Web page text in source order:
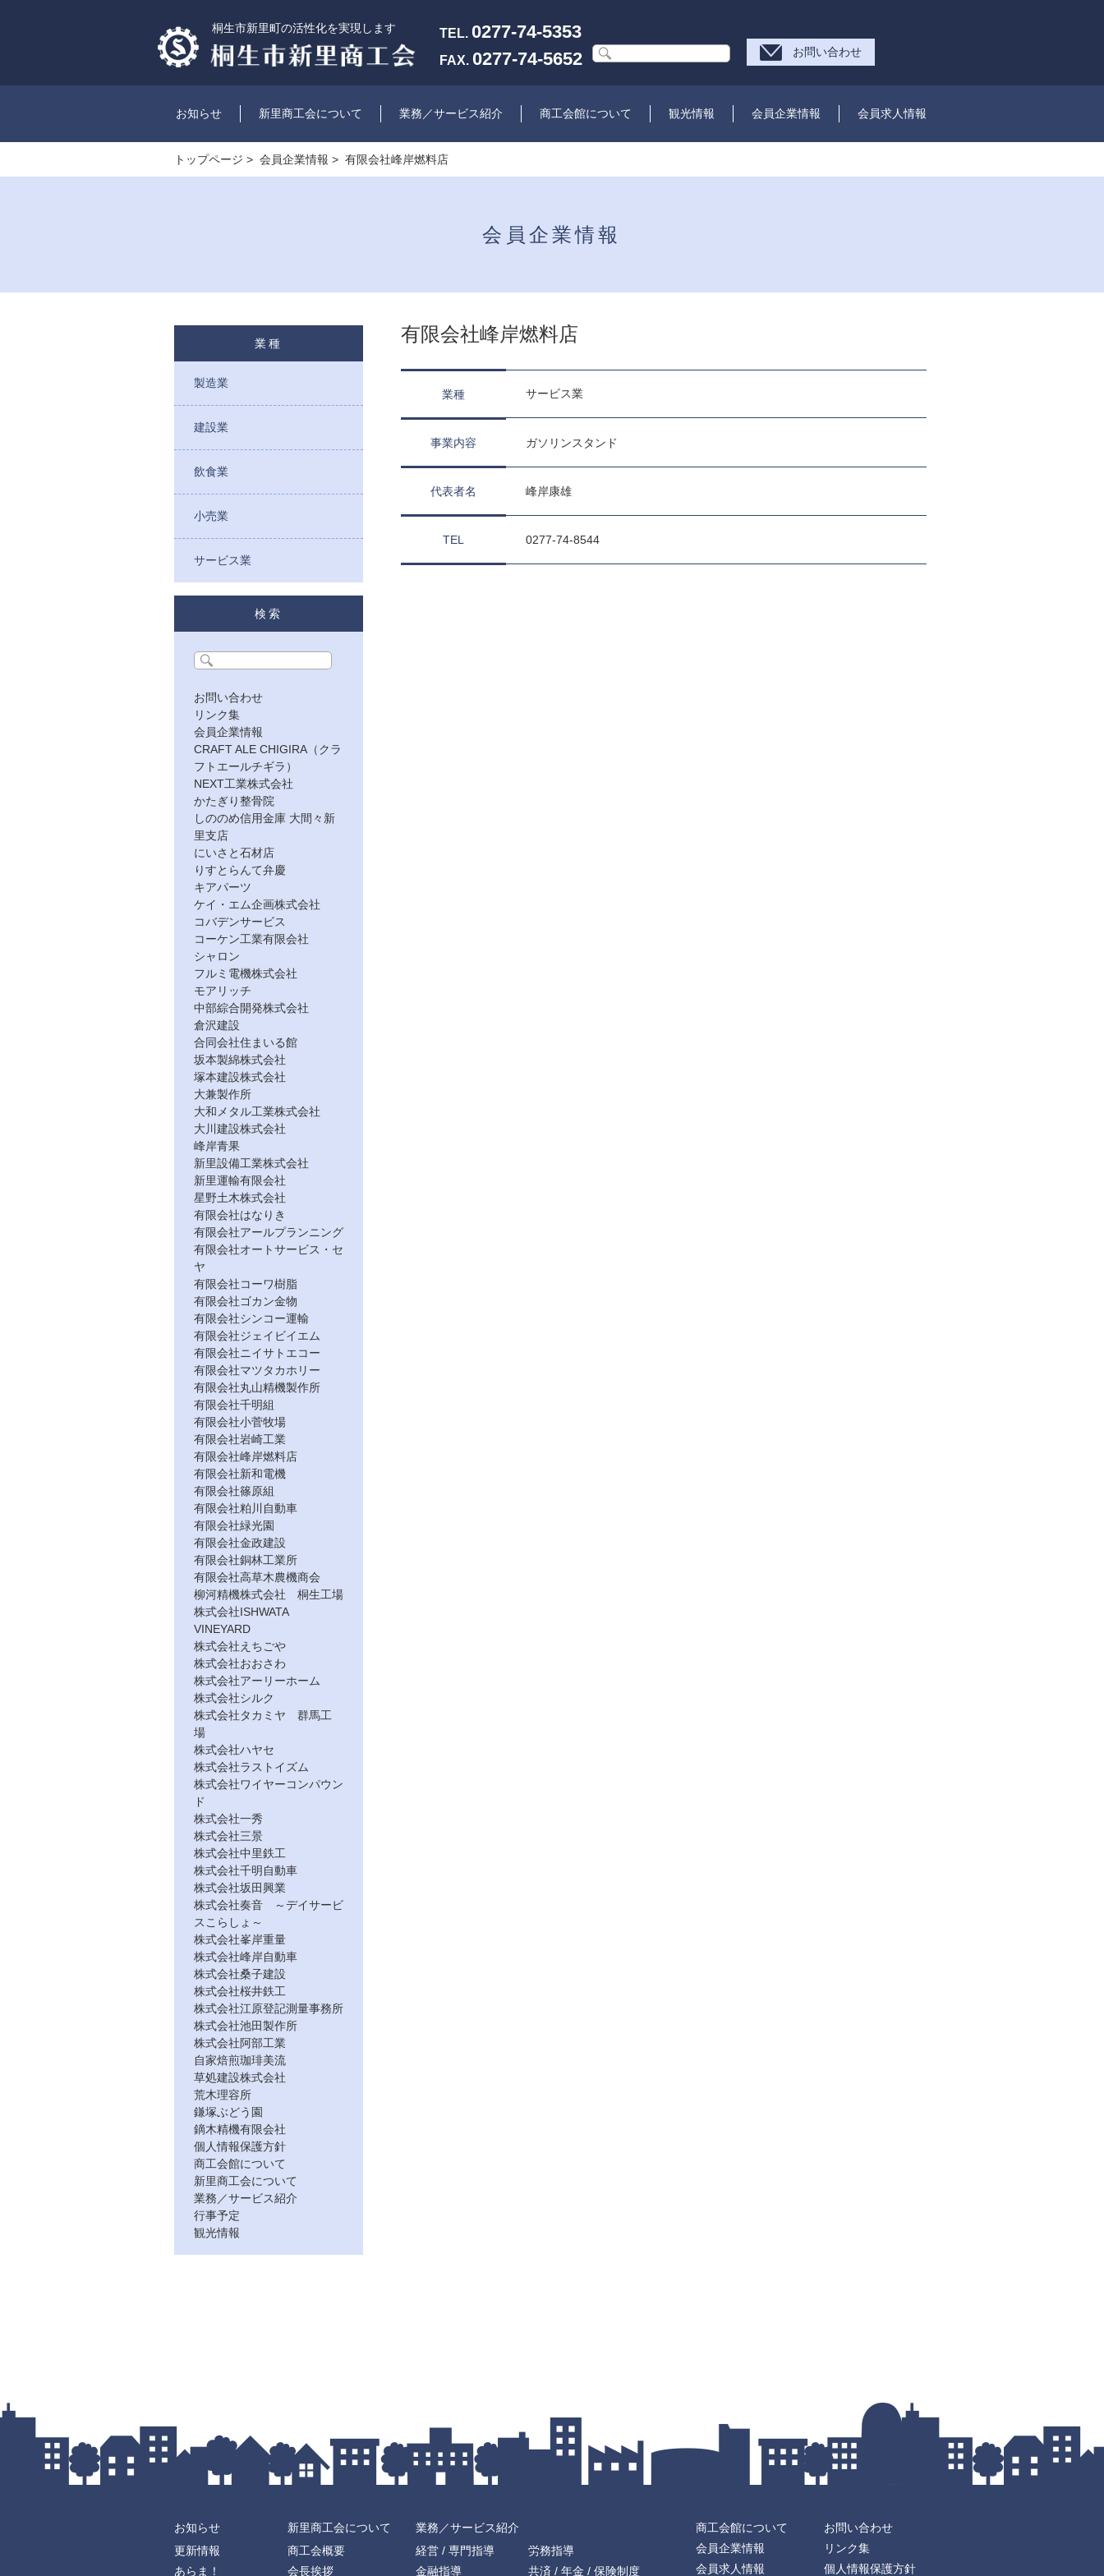
桐生市新里町の活性化を実現します TEL.0277-74-5353
FAX.0277-74-5652 お問い合わせ
お知らせ 新里商工会について 業務／サービス紹介 商工会館について 観光情報 会員企業情報 会員求人情報
トップページ > 会員企業情報 > 有限会社峰岸燃料店
会員企業情報
業種
製造業
建設業
飲食業
小売業
サービス業
検索
お問い合わせ
リンク集
会員企業情報
CRAFT ALE CHIGIRA（クラ
フトエールチギラ）
NEXT工業株式会社
かたぎり整骨院
しののめ信用金庫 大間々新
里支店
にいさと石材店
りすとらんて弁慶
キアパーツ
ケイ・エム企画株式会社
コバデンサービス
コーケン工業有限会社
シャロン
フルミ電機株式会社
モアリッチ
中部綜合開発株式会社
倉沢建設
合同会社住まいる館
坂本製綿株式会社
塚本建設株式会社
大兼製作所
大和メタル工業株式会社
大川建設株式会社
峰岸青果
新里設備工業株式会社
新里運輸有限会社
星野土木株式会社
有限会社はなりき
有限会社アールプランニング
有限会社オートサービス・セ
ヤ
有限会社コーワ樹脂
有限会社ゴカン金物
有限会社シンコー運輸
有限会社ジェイビイエム
有限会社ニイサトエコー
有限会社マツタカホリー
有限会社丸山精機製作所
有限会社千明組
有限会社小菅牧場
有限会社岩崎工業
有限会社峰岸燃料店
有限会社新和電機
有限会社篠原組
有限会社粕川自動車
有限会社緑光園
有限会社金政建設
有限会社銅林工業所
有限会社高草木農機商会
柳河精機株式会社 桐生工場
株式会社ISHWATA
VINEYARD
株式会社えちごや
株式会社おおさわ
株式会社アーリーホーム
株式会社シルク
株式会社タカミヤ 群馬工
場
株式会社ハヤセ
株式会社ラストイズム
株式会社ワイヤーコンパウン
ド
株式会社一秀
株式会社三景
株式会社中里鉄工
株式会社千明自動車
株式会社坂田興業
株式会社奏音 ～デイサービ
スこらしょ～
株式会社峯岸重量
株式会社峰岸自動車
株式会社桑子建設
株式会社桜井鉄工
株式会社江原登記測量事務所
株式会社池田製作所
株式会社阿部工業
自家焙煎珈琲美流
草処建設株式会社
荒木理容所
鎌塚ぶどう園
鏑木精機有限会社
個人情報保護方針
商工会館について
新里商工会について
業務／サービス紹介
行事予定
観光情報
有限会社峰岸燃料店
業種 サービス業
事業内容 ガソリンスタンド
代表者名 峰岸康雄
TEL 0277-74-8544
お知らせ
更新情報
あらま！
新里商工会について
商工会概要
会長挨拶
業務／サービス紹介
経営 / 専門指導
金融指導
労務指導
共済 / 年金 / 保険制度
商工会館について
会員企業情報
会員求人情報
お問い合わせ
リンク集
個人情報保護方針